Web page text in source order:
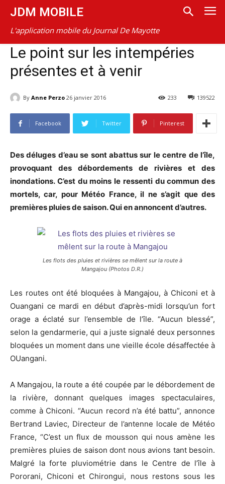
JDM MOBILE
L'application mobile du Journal De Mayotte
Le point sur les intempéries
présentes et à venir
By Anne Perzo 26 janvier 2016 139522
233
Facebook Twitter Pinterest
Des déluges d’eau se sont abattus sur le centre de l’île,
provoquant des débordements de rivières et des
inondations. C’est du moins le ressenti du commun des
mortels, car, pour Météo France, il ne s’agit que des
premières pluies de saison. Qui en annoncent d’autres.
Les flots des pluies et rivières se mêlent sur la route à
Mangajou (Photos D.R.)
Les routes ont été bloquées à Mangajou, à Chiconi et à
Ouangani ce mardi en début d’après-midi lorsqu’un fort
orage a éclaté sur l’ensemble de l’île. “Aucun blessé”,
selon la gendarmerie, qui a juste signalé deux personnes
bloquées un moment dans une vieille école désaffectée à
OUangani.
A Mangajou, la route a été coupée par le débordement de
la rivière, donnant quelques images spectaculaires,
comme à Chiconi. “Aucun record n’a été battu”, annonce
Bertrand Laviec, Directeur de l’antenne locale de Météo
France, “C’est un flux de mousson qui nous amène les
premières pluies de saison dont nous avions tant besoin.
Malgré la forte pluviométrie dans le Centre de l’île à
Pororani, Chiconi et Chirongui, nous restons sous les